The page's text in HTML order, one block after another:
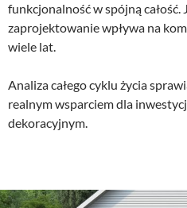
funkcjonalność w spójną całość.
zaprojektowanie wpływa na
wiele lat.
Analiza całego cyklu życia
realnym wsparciem dla
dekoracyjnym.